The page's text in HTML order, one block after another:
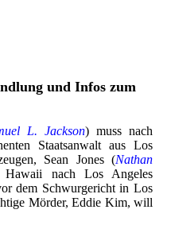
und Infos zum
L. Jackson) muss nach
Staatsanwalt aus Los
Sean Jones (Nathan
nach Los Angeles
dem Schwurgericht in Los
Mörder, Eddie Kim, will